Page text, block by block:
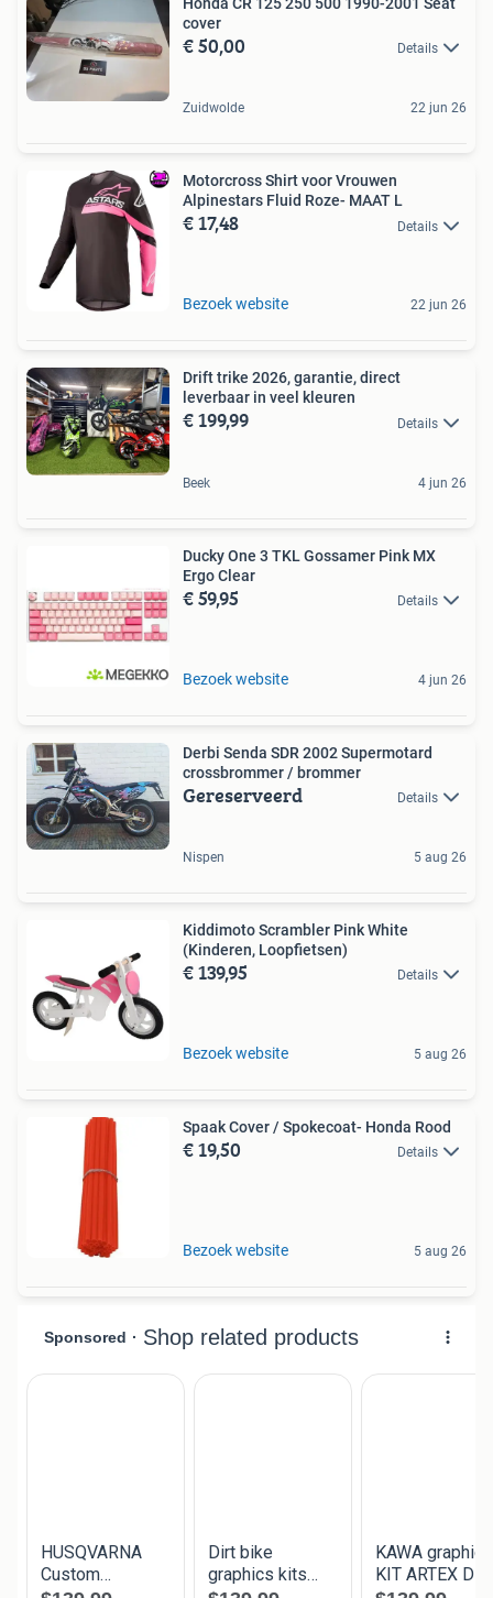
cover
€ 50,00 Details
Zuidwolde 22 jun 26
Motorcross Shirt voor Vrouwen
Alpinestars Fluid Roze- MAAT L
€ 17,48 Details
Bezoek website 22 jun 26
Drift trike 2026, garantie, direct
leverbaar in veel kleuren
€ 199,99 Details
Beek 4 jun 26
Ducky One 3 TKL Gossamer Pink MX
Ergo Clear
€ 59,95 Details
Bezoek website 4 jun 26
Derbi Senda SDR 2002 Supermotard
crossbrommer / brommer
Gereserveerd Details
Nispen 5 aug 26
Kiddimoto Scrambler Pink White
(Kinderen, Loopfietsen)
€ 139,95 Details
Bezoek website 5 aug 26
Spaak Cover / Spokecoat- Honda Rood
€ 19,50 Details
Bezoek website 5 aug 26